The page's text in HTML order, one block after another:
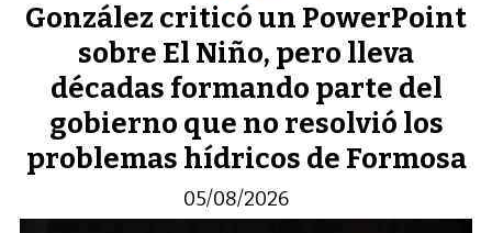
González criticó un PowerPoint
sobre El Niño, pero lleva
décadas formando parte del
gobierno que no resolvió los
problemas hídricos de Formosa
05/08/2026